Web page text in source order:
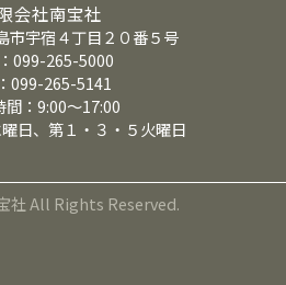
会社南宝社
市宇宿４丁目２０番５号
099-265-5000
099-265-5141
間：9:00～17:00
日、第１・３・５火曜日
社 All Rights Reserved.